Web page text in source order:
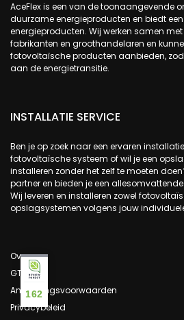
AceFlex is een van de toonaangevende
duurzame energieproducten en biedt
energieproducten. Wij werken samen
fabrikanten en groothandelaren en
fotovoltaïsche producten aanbieden,
aan de energietransitie.
INSTALLATIE SERVICE
Ben je op zoek naar een ervaren
fotovoltaïsche systeem of wil je een
installeren zonder het zelf te moeten
partner en bieden je een
Wij leveren en installeren zowel
opslagsystemen volgens jouw
Over ons
GTC
Annuleringsvoorwaarden
Privacybeleid
162